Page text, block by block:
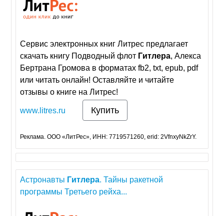
Сервис электронных книг Литрес предлагает
скачать книгу Подводный флот Гитлера, Алекса
Бертрана Громова в форматах fb2, txt, epub, pdf
или читать онлайн! Оставляйте и читайте
отзывы о книге на Литрес!
www.litres.ru Купить
Реклама. ООО «ЛитРес», ИНН: 7719571260, erid: 2VfnxyNkZrY.
Астронавты Гитлера. Тайны ракетной
программы Третьего рейха...